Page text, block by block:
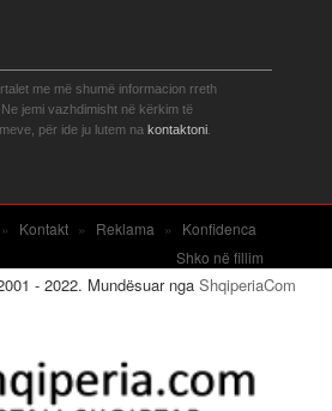
me më shumë informacion rreth
jemi vazhdimisht në kërkim të
për ide ju lutem na kontaktoni
» Kontakt » Reklama »
Konfidenca
Shko në fillim
- 2022. Mundësuar nga ShqiperiaCom